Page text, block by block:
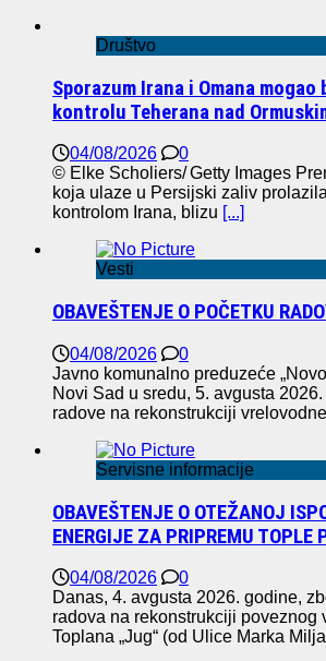
Društvo
Sporazum Irana i Omana
kontrolu Teherana nad
04/08/2026
0
© Elke Scholiers/ Getty Images
koja ulaze u Persijski zaliv
kontrolom Irana, blizu [...]
Vesti
OBAVEŠTENJE O POČETKU
04/08/2026
0
Javno komunalno preduzeće
Novi Sad u sredu, 5. avgusta
radove na rekonstrukciji
Servisne informacije
OBAVEŠTENJE O OTEŽANOJ
ENERGIJE ZA PRIPREMU TOPLE
04/08/2026
0
Danas, 4. avgusta 2026. godine,
radova na rekonstrukciji poveznog
Toplana „Jug“ (od Ulice Marka